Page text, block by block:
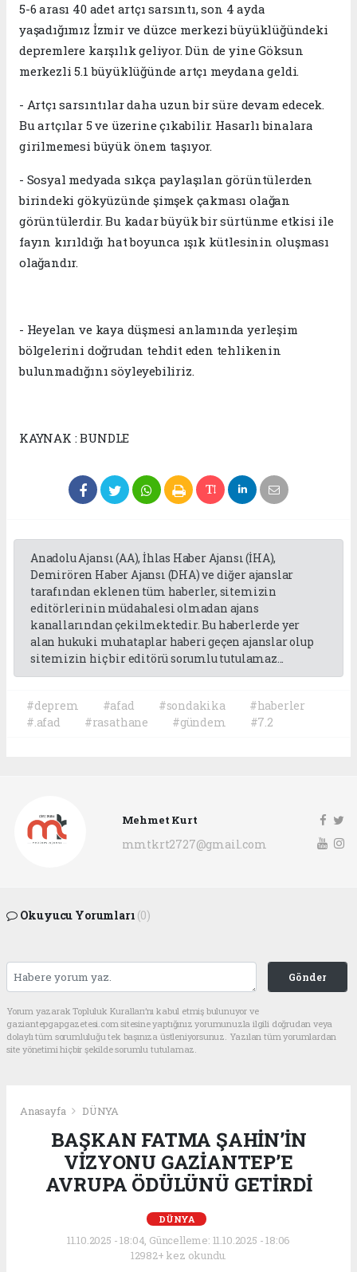
5-6 arası 40 adet artçı sarsıntı, son 4 ayda
yaşadığımız İzmir ve düzce merkezi büyüklüğündeki
depremlere karşılık geliyor. Dün de yine Göksun
merkezli 5.1 büyüklüğünde artçı meydana geldi.
- Artçı sarsıntılar daha uzun bir süre devam edecek.
Bu artçılar 5 ve üzerine çıkabilir. Hasarlı binalara
girilmemesi büyük önem taşıyor.
- Sosyal medyada sıkça paylaşılan görüntülerden
birindeki gökyüzünde şimşek çakması olağan
görüntülerdir. Bu kadar büyük bir sürtünme etkisi ile
fayın kırıldığı hat boyunca ışık kütlesinin oluşması
olağandır.
- Heyelan ve kaya düşmesi anlamında yerleşim
bölgelerini doğrudan tehdit eden tehlikenin
bulunmadığını söyleyebiliriz.
KAYNAK : BUNDLE
Anadolu Ajansı (AA), İhlas Haber Ajansı (İHA),
Demirören Haber Ajansı (DHA) ve diğer ajanslar
tarafından eklenen tüm haberler, sitemizin
editörlerinin müdahalesi olmadan ajans
kanallarından çekilmektedir. Bu haberlerde yer
alan hukuki muhataplar haberi geçen ajanslar olup
sitemizin hiç bir editörü sorumlu tutulamaz...
#deprem #afad #sondakika
#haberler
#.afad
#rasathane #gündem #7.2
Mehmet Kurt
mmtkrt2727@gmail.com
Okuyucu Yorumları (0)
Gönder
Yorum yazarak Topluluk Kuralları’nı kabul etmiş bulunuyor ve
gaziantepgapgazetesi.com sitesine yaptığınız yorumunuzla ilgili doğrudan veya
dolaylı tüm sorumluluğu tek başınıza üstleniyorsunuz. Yazılan tüm yorumlardan
site yönetimi hiçbir şekilde sorumlu tutulamaz.
Anasayfa DÜNYA
BAŞKAN FATMA ŞAHİN’İN
VİZYONU GAZİANTEP’E
AVRUPA ÖDÜLÜNÜ GETİRDİ
DÜNYA
11.10.2025 - 18:04, Güncelleme: 11.10.2025 - 18:06
12982+ kez okundu.